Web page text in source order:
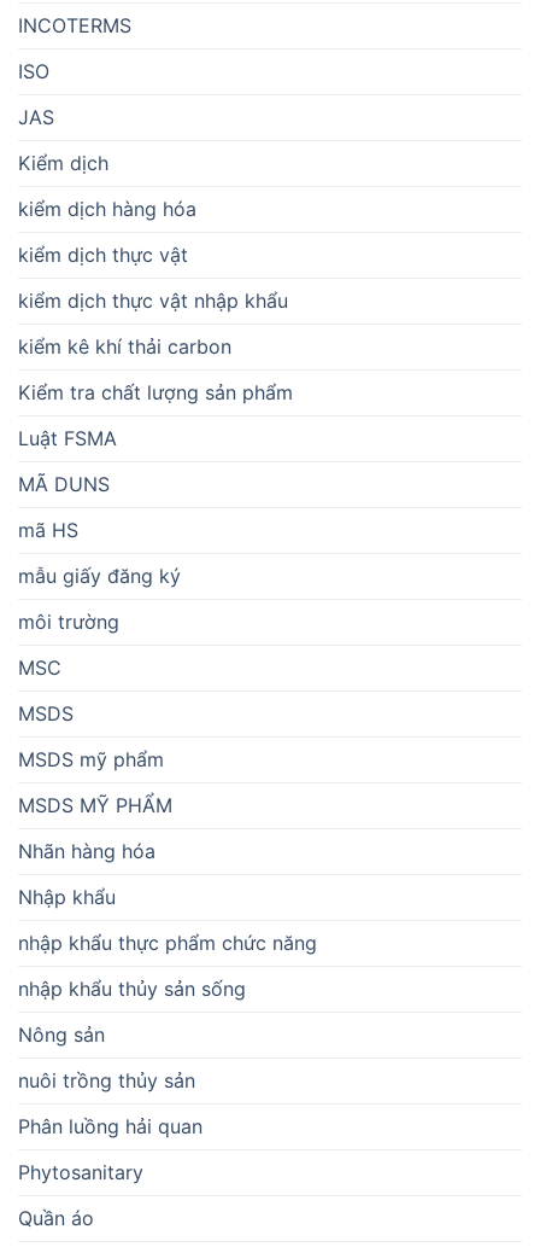
INCOTERMS
ISO
JAS
Kiểm dịch
kiểm dịch hàng hóa
kiểm dịch thực vật
kiểm dịch thực vật nhập khẩu
kiểm kê khí thải carbon
Kiểm tra chất lượng sản phẩm
Luật FSMA
MÃ DUNS
mã HS
mẫu giấy đăng ký
môi trường
MSC
MSDS
MSDS mỹ phẩm
MSDS MỸ PHẨM
Nhãn hàng hóa
Nhập khẩu
nhập khẩu thực phẩm chức năng
nhập khẩu thủy sản sống
Nông sản
nuôi trồng thủy sản
Phân luồng hải quan
Phytosanitary
Quần áo